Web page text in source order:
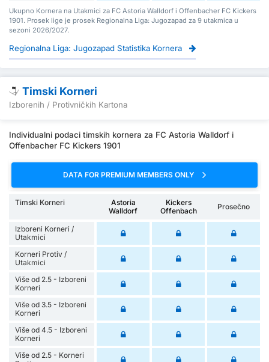
Ukupno Kornera na Utakmici za FC Astoria Walldorf i Offenbacher FC Kickers
1901. Prosek lige je prosek Regionalna Liga: Jugozapad za 9 utakmica u
sezoni 2026/2027.
Regionalna Liga: Jugozapad Statistika Kornera
Timski Korneri
Izborenih / Protivničkih Kartona
Individualni podaci timskih kornera za FC Astoria Walldorf i
Offenbacher FC Kickers 1901
DATA FOR PREMIUM MEMBERS ONLY
Timski Korneri
Astoria
Walldorf
Kickers
Offenbach
Prosečno
Izboreni Korneri /
Utakmici
Korneri Protiv /
Utakmici
Više od 2.5 - Izboreni
Korneri
Više od 3.5 - Izboreni
Korneri
Više od 4.5 - Izboreni
Korneri
Više od 2.5 - Korneri